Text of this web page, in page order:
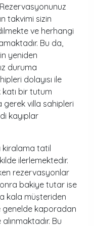
takvimi sizin
ve herhangi
Bu da,
yeniden
duruma
dolayısı ile
bir tutum
gerek villa sahipleri
kayıplar
kiralama tatil
ilerlemektedir.
rezervasyonlar
bakiye tutar ise
kala müşteriden
genelde kaporadan
Bu